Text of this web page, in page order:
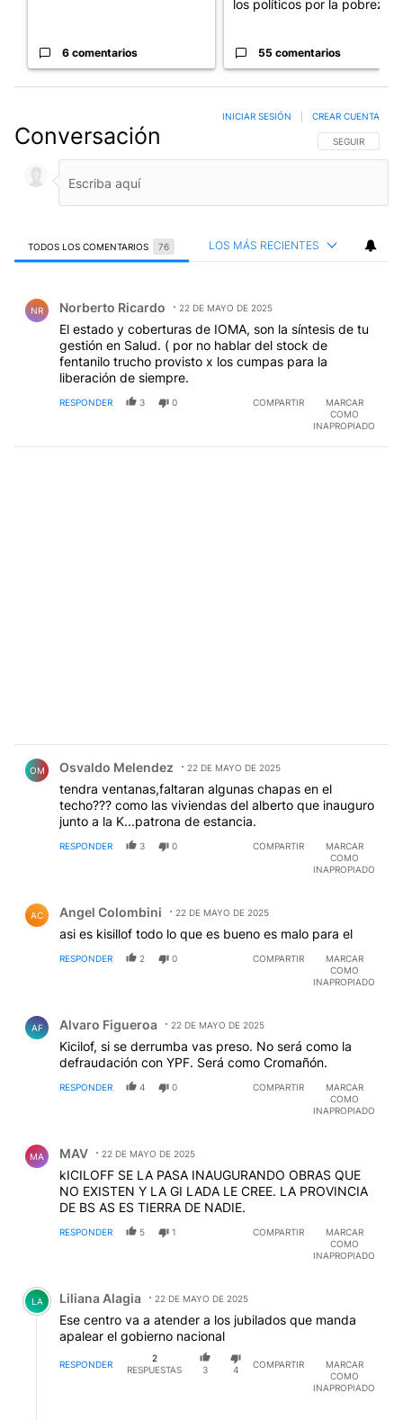
6 comentarios
los políticos por la pobreza
55 comentarios
Conversación SIGA ESTA
SEGUIR
INICIAR SESIÓN CREAR CUENTA
TODOS LOS COMENTARIOS 76 LOS MÁS RECIENTES
NR Norberto Ricardo 22 DE MAYO DE 2025
El estado y coberturas de IOMA, son la síntesis de tu
gestión en Salud. ( por no hablar del stock de
fentanilo trucho provisto x los cumpas para la
liberación de siempre.
RESPONDER 3 0 COMPARTIR
MARCAR
COMO
INAPROPIADO
OM Osvaldo Melendez 22 DE MAYO DE 2025
tendra ventanas,faltaran algunas chapas en el
techo??? como las viviendas del alberto que inauguro
junto a la K...patrona de estancia.
RESPONDER 3 0 COMPARTIR
MARCAR
COMO
INAPROPIADO
AC Angel Colombini 22 DE MAYO DE 2025
asi es kisillof todo lo que es bueno es malo para el
RESPONDER 2 0 COMPARTIR
MARCAR
COMO
INAPROPIADO
AF Alvaro Figueroa 22 DE MAYO DE 2025
Kicilof, si se derrumba vas preso. No será como la
defraudación con YPF. Será como Cromañón.
RESPONDER 4 0 COMPARTIR
MARCAR
COMO
INAPROPIADO
MA MAV 22 DE MAYO DE 2025
kICILOFF SE LA PASA INAUGURANDO OBRAS QUE
NO EXISTEN Y LA GI LADA LE CREE. LA PROVINCIA
DE BS AS ES TIERRA DE NADIE.
RESPONDER 5 1 COMPARTIR
MARCAR
COMO
INAPROPIADO
Comentario de Liliana Alagia.
LA Liliana Alagia 22 DE MAYO DE 2025
Ese centro va a atender a los jubilados que manda
apalear el gobierno nacional
RESPONDER
2
RESPUESTAS
3 4
COMPARTIR
MARCAR
COMO
INAPROPIADO